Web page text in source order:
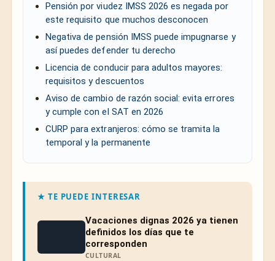
Pensión por viudez IMSS 2026 es negada por
este requisito que muchos desconocen
Negativa de pensión IMSS puede impugnarse y
así puedes defender tu derecho
Licencia de conducir para adultos mayores:
requisitos y descuentos
Aviso de cambio de razón social: evita errores
y cumple con el SAT en 2026
CURP para extranjeros: cómo se tramita la
temporal y la permanente
★ TE PUEDE INTERESAR
Vacaciones dignas 2026 ya tienen
definidos los días que te
corresponden
CULTURAL